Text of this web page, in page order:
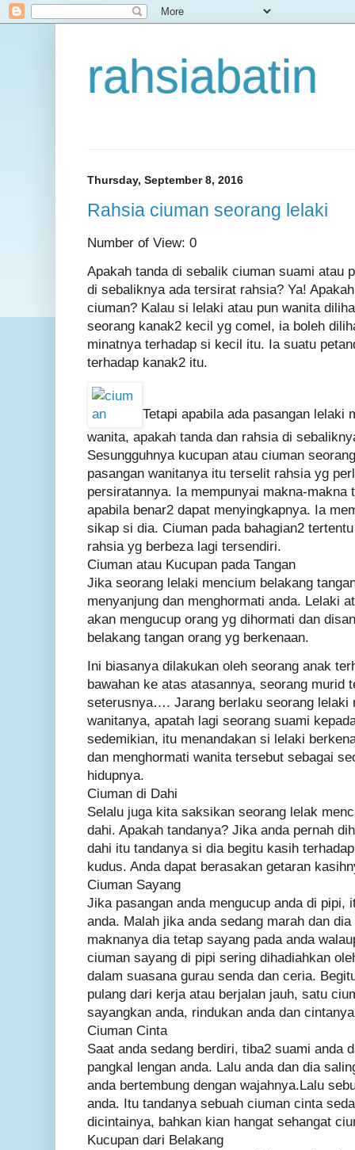
rahsiabatin
Thursday, September 8, 2016
Rahsia ciuman seorang lelaki
Number of View: 0
Apakah tanda di sebalik ciuman suami atau
di sebaliknya ada tersirat rahsia? Ya!
ciuman? Kalau si lelaki atau pun wanita
seorang kanak2 kecil yg comel, ia boleh
minatnya terhadap si kecil itu. Ia suatu
terhadap kanak2 itu.
Tetapi apabila ada pasangan lelaki
wanita, apakah tanda dan rahsia di
Sesungguhnya kucupan atau ciuman
pasangan wanitanya itu terselit rahsia yg
persiratannya. Ia mempunyai makna-makna
apabila benar2 dapat menyingkapnya. Ia
sikap si dia. Ciuman pada bahagian2
rahsia yg berbeza lagi tersendiri.
Ciuman atau Kucupan pada Tangan
Jika seorang lelaki mencium belakang
menyanjung dan menghormati anda. Lelaki
akan mengucup orang yg dihormati dan
belakang tangan orang yg berkenaan.
Ini biasanya dilakukan oleh seorang anak
bawahan ke atas atasannya, seorang murid
seterusnya…. Jarang berlaku seorang lelaki
wanitanya, apatah lagi seorang suami
sedemikian, itu menandakan si lelaki
dan menghormati wanita tersebut sebagai
hidupnya.
Ciuman di Dahi
Selalu juga kita saksikan seorang lelak
dahi. Apakah tandanya? Jika anda pernah
dahi itu tandanya si dia begitu kasih
kudus. Anda dapat berasakan getaran
Ciuman Sayang
Jika pasangan anda mengucup anda di pipi,
anda. Malah jika anda sedang marah dan
maknanya dia tetap sayang pada anda
ciuman sayang di pipi sering dihadiahkan
dalam suasana gurau senda dan ceria.
pulang dari kerja atau berjalan jauh, satu
sayangkan anda, rindukan anda dan
Ciuman Cinta
Saat anda sedang berdiri, tiba2 suami anda
pangkal lengan anda. Lalu anda dan dia
anda bertembung dengan wajahnya.Lalu
anda. Itu tandanya sebuah ciuman cinta
dicintainya, bahkan kian hangat sehangat
Kucupan dari Belakang